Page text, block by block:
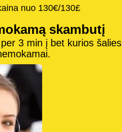
nuo 130€/130£
skambutį
3 min į bet kurios šalies